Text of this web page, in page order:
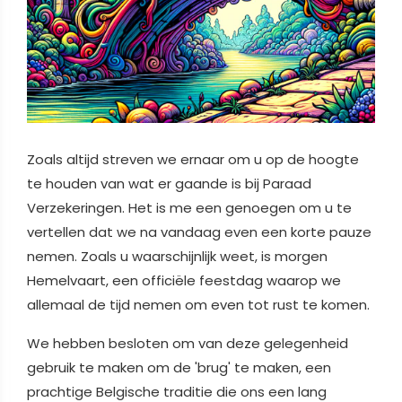
Zoals altijd streven we ernaar om u op de hoogte
te houden van wat er gaande is bij Paraad
Verzekeringen. Het is me een genoegen om u te
vertellen dat we na vandaag even een korte pauze
nemen. Zoals u waarschijnlijk weet, is morgen
Hemelvaart, een officiële feestdag waarop we
allemaal de tijd nemen om even tot rust te komen.
We hebben besloten om van deze gelegenheid
gebruik te maken om de 'brug' te maken, een
prachtige Belgische traditie die ons een lang